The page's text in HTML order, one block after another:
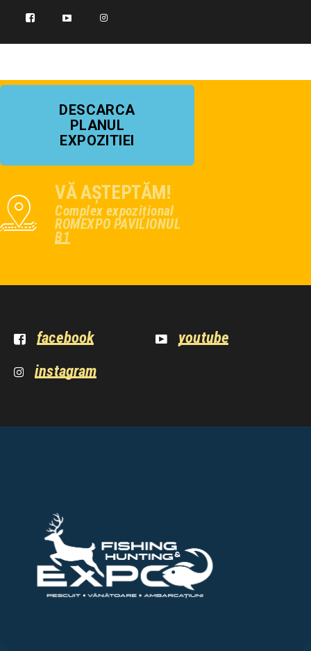
DESCARCA
PLANUL
EXPOZITIEI
VĂ AȘTEPTĂM!
Complex expozițional
ROMEXPO PAVILIONUL
B1
facebook
youtube
instagram